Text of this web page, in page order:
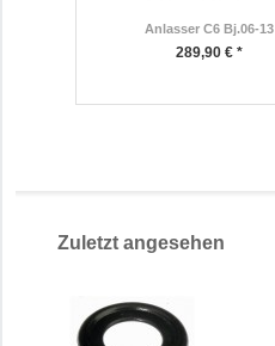
Anlasser C6 Bj.06-13
289,90 € *
Zuletzt angesehen